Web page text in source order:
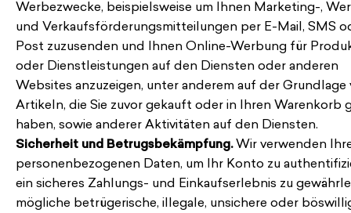
Werbezwecke, beispielsweise um Ihnen Marketing-,
und Verkaufsförderungsmitteilungen per E-Mail, SMS
Post zuzusenden und Ihnen Online-Werbung für
oder Dienstleistungen auf den Diensten oder anderen
Websites anzuzeigen, unter anderem auf der Grundlage
Artikeln, die Sie zuvor gekauft oder in Ihren Warenkorb
haben, sowie anderer Aktivitäten auf den Diensten.
Sicherheit und Betrugsbekämpfung.Wir verwenden
personenbezogenen Daten, um Ihr Konto zu
ein sicheres Zahlungs- und Einkaufserlebnis zu
mögliche betrügerische, illegale, unsichere oder